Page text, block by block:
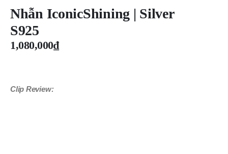
Nhẫn IconicShining | Silver
S925
1,080,000₫
Clip Review: